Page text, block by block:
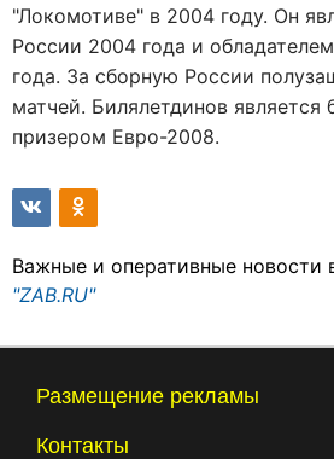
"Локомотиве" в 2004 году. Он
России 2004 года и
года. За сборную России
матчей. Билялетдинов является
призером Евро-2008.
Важные и оперативные новости
"ZAB.RU"
Размещение рекламы
Контакты